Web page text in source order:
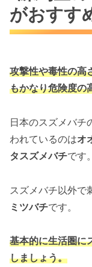
がおすす
攻撃性や毒性の高
もかなり危険度の
日本のスズメバチ
われているのはオ
タスズメバチです。
スズメバチ以外で
ミツバチです。
基本的に生活圏に
しましょう。